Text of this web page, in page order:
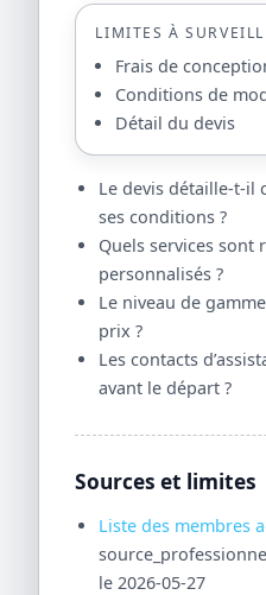
LIMITES À
Frais de
Conditions de
Détail du devis
Le devis détaille-t-il
ses conditions ?
Quels services sont
personnalisés ?
Le niveau de
prix ?
Les contacts
avant le départ ?
Sources et limites
Liste des membres
le 2026-05-27